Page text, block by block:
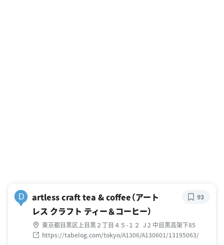
D
artless craft tea & coffee（アート
レス クラフト ティー＆コーヒー）
東京都目黒区上目黒２丁目４５-１２ Ｊ2 中目黒高架下85
https://tabelog.com/tokyo/A1306/A130601/13195063/
93